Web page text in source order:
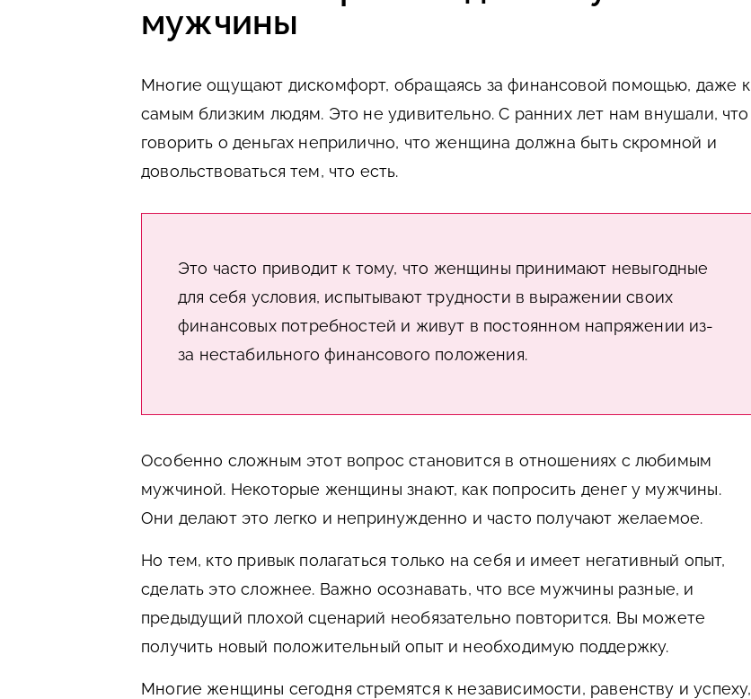
мужчины
Многие ощущают дискомфорт, обращаясь за финансовой помощью, даже к
самым близким людям. Это не удивительно. С ранних лет нам внушали, что
говорить о деньгах неприлично, что женщина должна быть скромной и
довольствоваться тем, что есть.
Это часто приводит к тому, что женщины принимают невыгодные
для себя условия, испытывают трудности в выражении своих
финансовых потребностей и живут в постоянном напряжении из-
за нестабильного финансового положения.
Особенно сложным этот вопрос становится в отношениях с любимым
мужчиной. Некоторые женщины знают, как попросить денег у мужчины.
Они делают это легко и непринужденно и часто получают желаемое.
Но тем, кто привык полагаться только на себя и имеет негативный опыт,
сделать это сложнее. Важно осознавать, что все мужчины разные, и
предыдущий плохой сценарий необязательно повторится. Вы можете
получить новый положительный опыт и необходимую поддержку.
Многие женщины сегодня стремятся к независимости, равенству и успеху,